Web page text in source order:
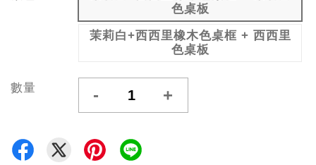
色桌板
茉莉白+西西里橡木色桌框 + 西西里
色桌板
數量 - +